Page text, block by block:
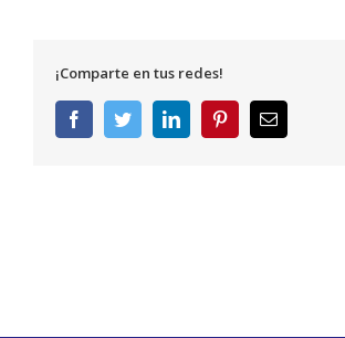
¡Comparte en tus redes!
FacebookTwitterLinkedInPinterestCorreo
electrónico